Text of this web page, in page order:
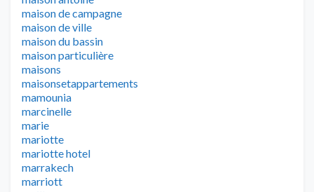
maison de campagne
maison de ville
maison du bassin
maison particulière
maisons
maisonsetappartements
mamounia
marcinelle
marie
mariotte
mariotte hotel
marrakech
marriott